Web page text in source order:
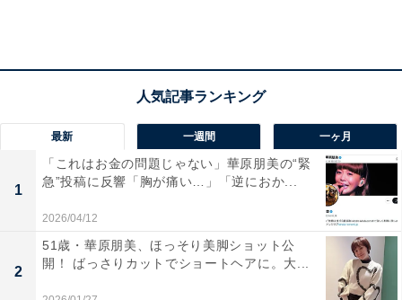
最新 一週間 一ヶ月
1
「これはお金の問題じゃない」華原朋美の“緊
急”投稿に反響「胸が痛い…」「逆におか...
2026/04/12
2
51歳・華原朋美、ほっそり美脚ショット公
開！ ばっさりカットでショートヘアに。大...